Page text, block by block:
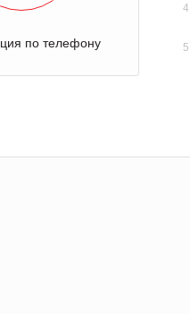
по телефону
4
5